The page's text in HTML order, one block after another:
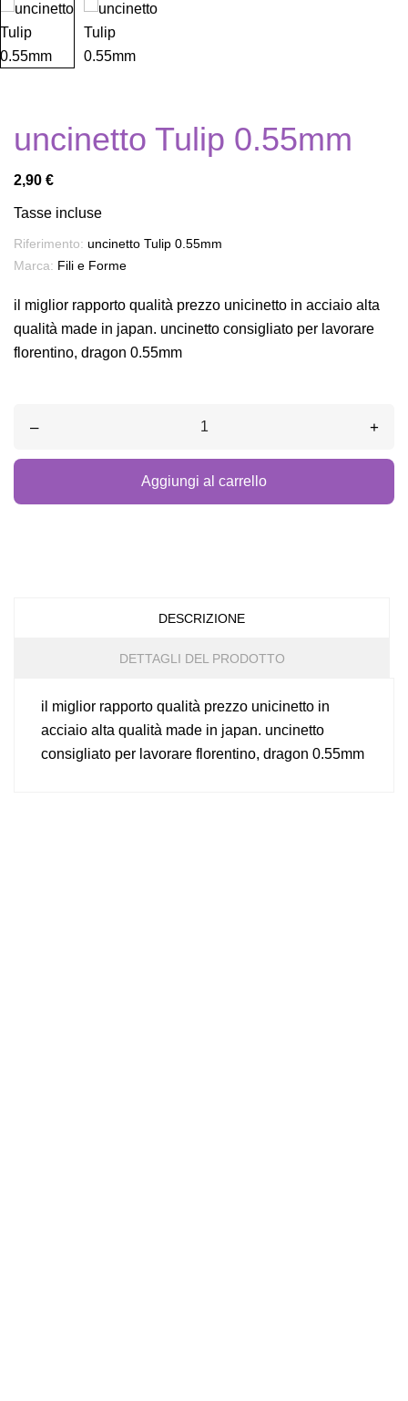
uncinetto Tulip 0.55mm
2,90 €
Tasse incluse
Riferimento: uncinetto Tulip 0.55mm
Marca: Fili e Forme
il miglior rapporto qualità prezzo unicinetto in acciaio alta
qualità made in japan. uncinetto consigliato per lavorare
florentino, dragon 0.55mm
– +
Aggiungi al carrello
DESCRIZIONE
DETTAGLI DEL PRODOTTO
il miglior rapporto qualità prezzo unicinetto in
acciaio alta qualità made in japan. uncinetto
consigliato per lavorare florentino, dragon 0.55mm